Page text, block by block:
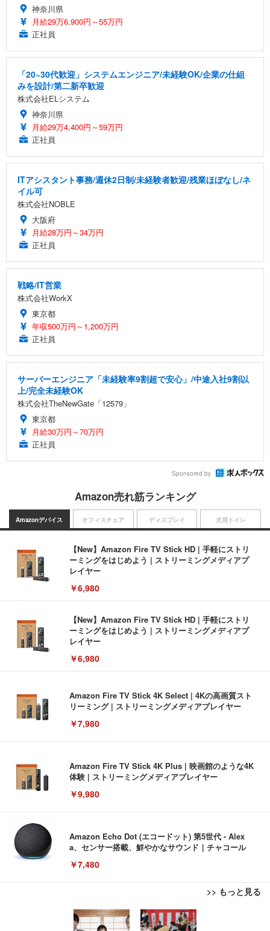
神奈川県
月給29万6,900円～55万円
正社員
「20~30代歓迎」システムエンジニア/未経験OK/企業の仕組
みを設計/第二新卒歓迎
株式会社ELシステム
神奈川県
月給29万4,400円～59万円
正社員
ITアシスタント事務/週休2日制/未経験者歓迎/残業ほぼなし/ネ
イル可
株式会社NOBLE
大阪府
月給28万円～34万円
正社員
戦略/IT営業
株式会社WorkX
東京都
年収500万円～1,200万円
正社員
サーバーエンジニア「未経験率9割超で安心」/中途入社9割以
上/完全未経験OK
株式会社TheNewGate「12579」
東京都
月給30万円～70万円
正社員
Sponsored by
Amazon売れ筋ランキング
Amazonデバイス
【New】Amazon Fire TV Stick HD | 手軽にストリ
ーミングをはじめよう | ストリーミングメディアプ
レイヤー
￥6,980
【New】Amazon Fire TV Stick HD | 手軽にストリ
ーミングをはじめよう | ストリーミングメディアプ
レイヤー
￥6,980
Amazon Fire TV Stick 4K Select | 4Kの高画質スト
リーミング | ストリーミングメディアプレイヤー
￥7,980
Amazon Fire TV Stick 4K Plus | 映画館のような4K
体験 | ストリーミングメディアプレイヤー
￥9,980
Amazon Echo Dot (エコードット) 第5世代 - Alex
a、センサー搭載、鮮やかなサウンド｜チャコール
￥7,480
>> もっと見る
オフィスチェア
[EdoErgo] オフィスチェア 椅子 テレワーク 疲れな
い 跳ね上げ式アームレスト コンパクト 約105度ロッ
ディスプレイ
EIZO ビジネス向けプレミアムモニター | FlexScan
EV3240X-WT | 31.5型4K UHD・USB Type-C・ホワ
犬用トイレ
Amazonベーシック ペットシーツ 薄型 レギュラー 1